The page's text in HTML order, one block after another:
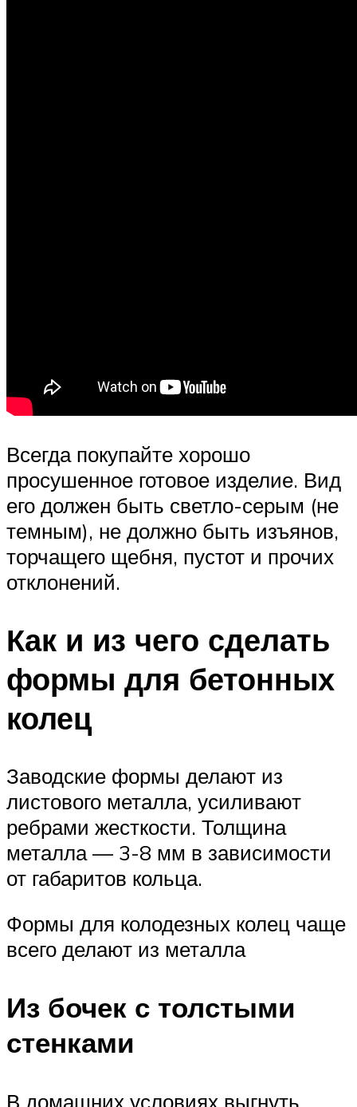
Всегда покупайте хорошо
просушенное готовое изделие. Вид
его должен быть светло-серым (не
темным), не должно быть изъянов,
торчащего щебня, пустот и прочих
отклонений.
Как и из чего сделать
формы для бетонных
колец
Заводские формы делают из
листового металла, усиливают
ребрами жесткости. Толщина
металла — 3-8 мм в зависимости
от габаритов кольца.
Формы для колодезных колец чаще
всего делают из металла
Из бочек с толстыми
стенками
В домашних условиях выгнуть